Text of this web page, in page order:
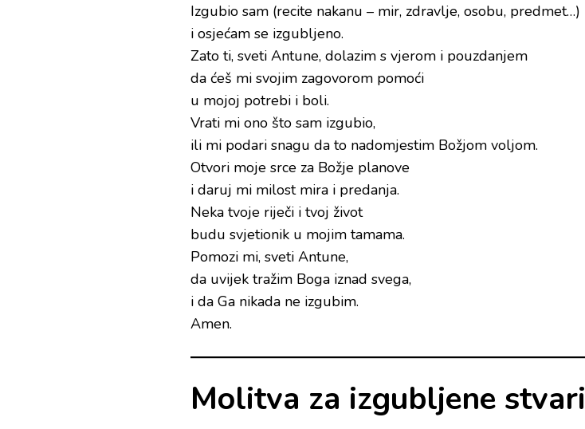
Izgubio sam (recite nakanu – mir, zdravlje, osobu, predmet…)
i osjećam se izgubljeno.
Zato ti, sveti Antune, dolazim s vjerom i pouzdanjem
da ćeš mi svojim zagovorom pomoći
u mojoj potrebi i boli.
Vrati mi ono što sam izgubio,
ili mi podari snagu da to nadomjestim Božjom voljom.
Otvori moje srce za Božje planove
i daruj mi milost mira i predanja.
Neka tvoje riječi i tvoj život
budu svjetionik u mojim tamama.
Pomozi mi, sveti Antune,
da uvijek tražim Boga iznad svega,
i da Ga nikada ne izgubim.
Amen.
Molitva za izgubljene stvari